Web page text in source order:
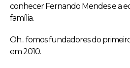
conhecer Fernando Mendes e a
família.
Oh... fomos fundadores do
em 2010.